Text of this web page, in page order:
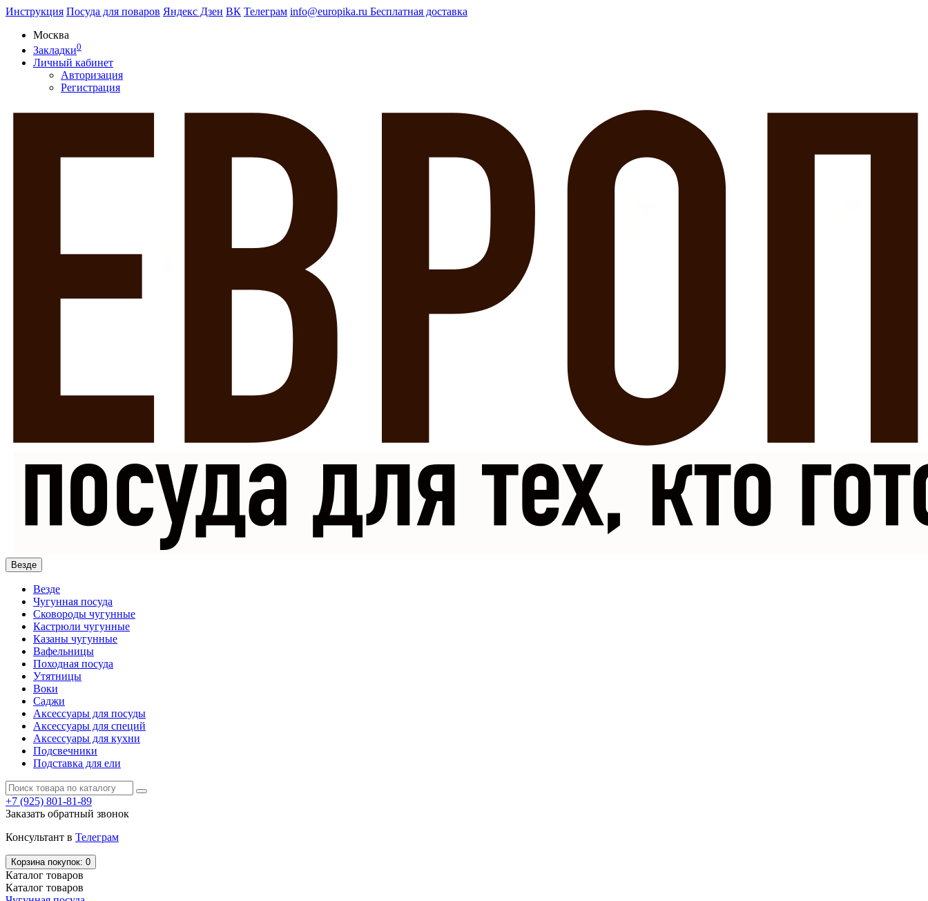
Инструкция Посуда для поваров Яндекс Дзен ВК Телеграм info@europika.ru Бесплатная доставка
Москва
Закладки0
Личный кабинет
Авторизация
Регистрация
Везде
Везде
Чугунная посуда
Сковороды чугунные
Кастрюли чугунные
Казаны чугунные
Вафельницы
Походная посуда
Утятницы
Bоки
Саджи
Аксессуары для посуды
Аксессуары для специй
Аксессуары для кухни
Подсвечники
Подставка для ели
+7 (925) 801-81-89
Заказать обратный звонок
Консультант в Телеграм
Корзинапокупок: 0
Каталог товаров
Каталог товаров